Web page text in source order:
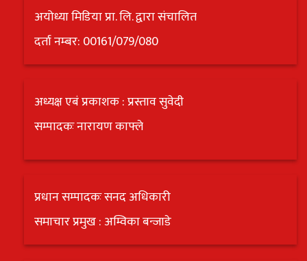
अयोध्या मिडिया प्रा. लि. द्वारा संचालित
दर्ता नम्बर: 00161/079/080
अध्यक्ष एबं प्रकाशक : प्रस्ताव सुवेदी
सम्पादकः नारायण काफ्ले
प्रधान सम्पादकः सनद अधिकारी
समाचार प्रमुख : अम्विका बन्जाडे